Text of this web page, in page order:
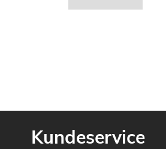
Kundeservice